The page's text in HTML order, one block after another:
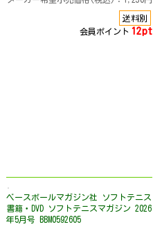
送料別
会員ポイント 12pt
ベースボールマガジン社 ソフトテニス
書籍・DVD ソフトテニスマガジン 2026
年5月号 BBM0592605